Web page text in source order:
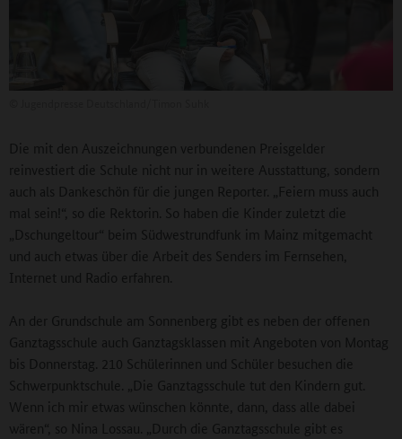
Die mit den Auszeichnungen verbundenen Preisgelder
reinvestiert die Schule nicht nur in weitere Ausstattung, sondern
auch als Dankeschön für die jungen Reporter. „Feiern muss auch
mal sein!“, so die Rektorin. So haben die Kinder zuletzt die
„Dschungeltour“ beim Südwestrundfunk im Mainz mitgemacht
und auch etwas über die Arbeit des Senders im Fernsehen,
Internet und Radio erfahren.
An der Grundschule am Sonnenberg gibt es neben der offenen
Ganztagsschule auch Ganztagsklassen mit Angeboten von Montag
bis Donnerstag. 210 Schülerinnen und Schüler besuchen die
Schwerpunktschule. „Die Ganztagsschule tut den Kindern gut.
Wenn ich mir etwas wünschen könnte, dann, dass alle dabei
wären“, so Nina Lossau. „Durch die Ganztagsschule gibt es